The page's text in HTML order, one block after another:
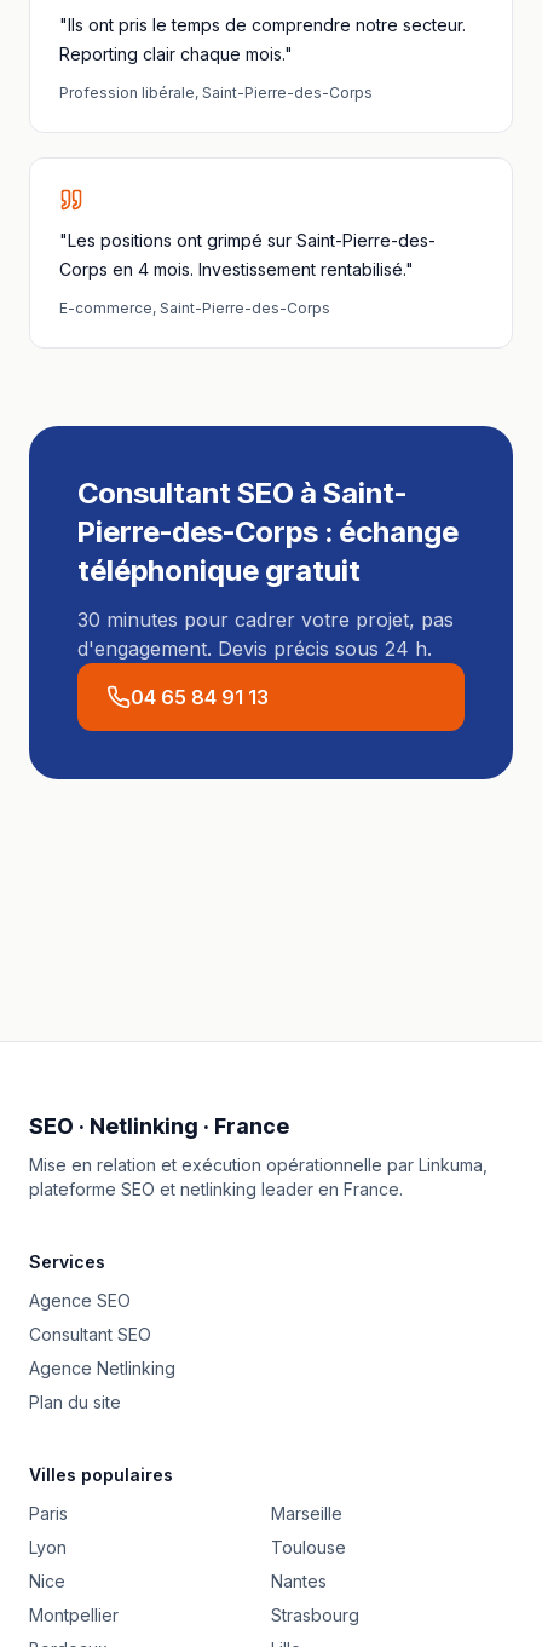
"Ils ont pris le temps de comprendre notre secteur.
Reporting clair chaque mois."
Profession libérale, Saint-Pierre-des-Corps
"Les positions ont grimpé sur Saint-Pierre-des-
Corps en 4 mois. Investissement rentabilisé."
E-commerce, Saint-Pierre-des-Corps
Consultant SEO à Saint-
Pierre-des-Corps : échange
téléphonique gratuit
30 minutes pour cadrer votre projet, pas
d'engagement. Devis précis sous 24 h.
04 65 84 91 13
SEO · Netlinking · France
Mise en relation et exécution opérationnelle par Linkuma
plateforme SEO et netlinking leader en France.
Services
Agence SEO
Consultant SEO
Agence Netlinking
Plan du site
Villes populaires
Paris
Marseille
Lyon
Toulouse
Nice
Nantes
Montpellier
Strasbourg